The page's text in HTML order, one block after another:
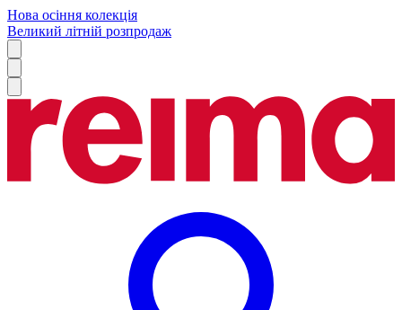
Нова осіння колекція
Великий літній розпродаж